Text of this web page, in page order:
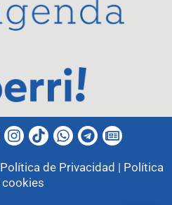
Política de Privacidad | Política
cookies